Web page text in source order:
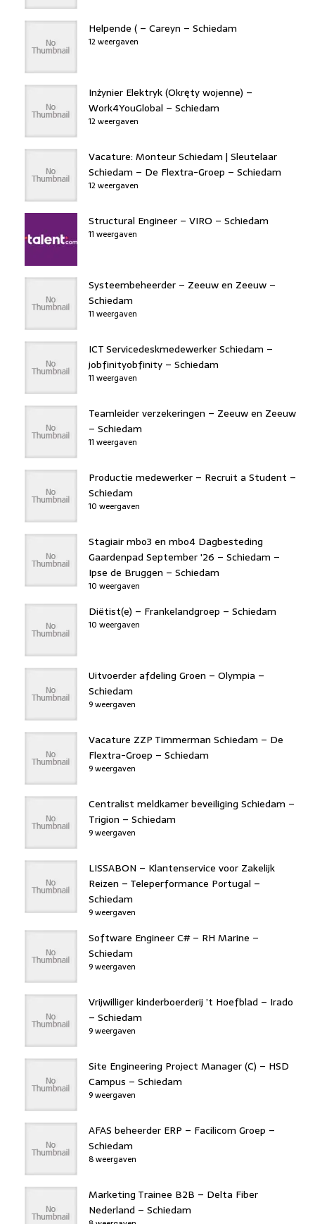
Helpende ( – Careyn – Schiedam
12 weergaven
Inżynier Elektryk (Okręty wojenne) –
Work4YouGlobal – Schiedam
12 weergaven
Vacature: Monteur Schiedam | Sleutelaar
Schiedam – De Flextra-Groep – Schiedam
12 weergaven
Structural Engineer – VIRO – Schiedam
11 weergaven
Systeembeheerder – Zeeuw en Zeeuw –
Schiedam
11 weergaven
ICT Servicedeskmedewerker Schiedam –
jobfinityobfinity – Schiedam
11 weergaven
Teamleider verzekeringen – Zeeuw en Zeeuw
– Schiedam
11 weergaven
Productie medewerker – Recruit a Student –
Schiedam
10 weergaven
Stagiair mbo3 en mbo4 Dagbesteding
Gaardenpad September '26 – Schiedam –
Ipse de Bruggen – Schiedam
10 weergaven
Diëtist(e) – Frankelandgroep – Schiedam
10 weergaven
Uitvoerder afdeling Groen – Olympia –
Schiedam
9 weergaven
Vacature ZZP Timmerman Schiedam – De
Flextra-Groep – Schiedam
9 weergaven
Centralist meldkamer beveiliging Schiedam –
Trigion – Schiedam
9 weergaven
LISSABON – Klantenservice voor Zakelijk
Reizen – Teleperformance Portugal –
Schiedam
9 weergaven
Software Engineer C# – RH Marine –
Schiedam
9 weergaven
Vrijwilliger kinderboerderij ’t Hoefblad – Irado
– Schiedam
9 weergaven
Site Engineering Project Manager (C) – HSD
Campus – Schiedam
9 weergaven
AFAS beheerder ERP – Facilicom Groep –
Schiedam
8 weergaven
Marketing Trainee B2B – Delta Fiber
Nederland – Schiedam